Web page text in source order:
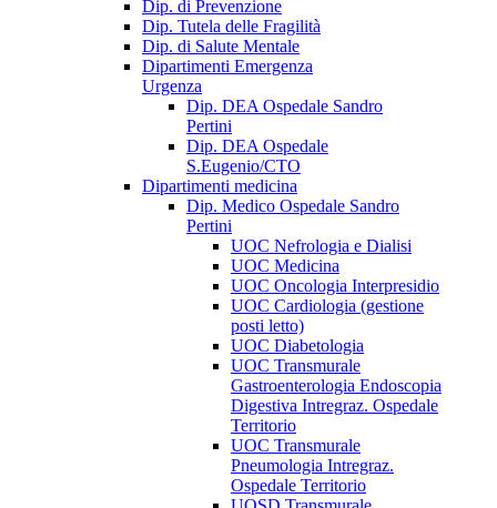
Dip. di Prevenzione
Dip. Tutela delle Fragilità
Dip. di Salute Mentale
Dipartimenti Emergenza
Urgenza
Dip. DEA Ospedale Sandro
Pertini
Dip. DEA Ospedale
S.Eugenio/CTO
Dipartimenti medicina
Dip. Medico Ospedale Sandro
Pertini
UOC Nefrologia e Dialisi
UOC Medicina
UOC Oncologia Interpresidio
UOC Cardiologia (gestione
posti letto)
UOC Diabetologia
UOC Transmurale
Gastroenterologia Endoscopia
Digestiva Intregraz. Ospedale
Territorio
UOC Transmurale
Pneumologia Intregraz.
Ospedale Territorio